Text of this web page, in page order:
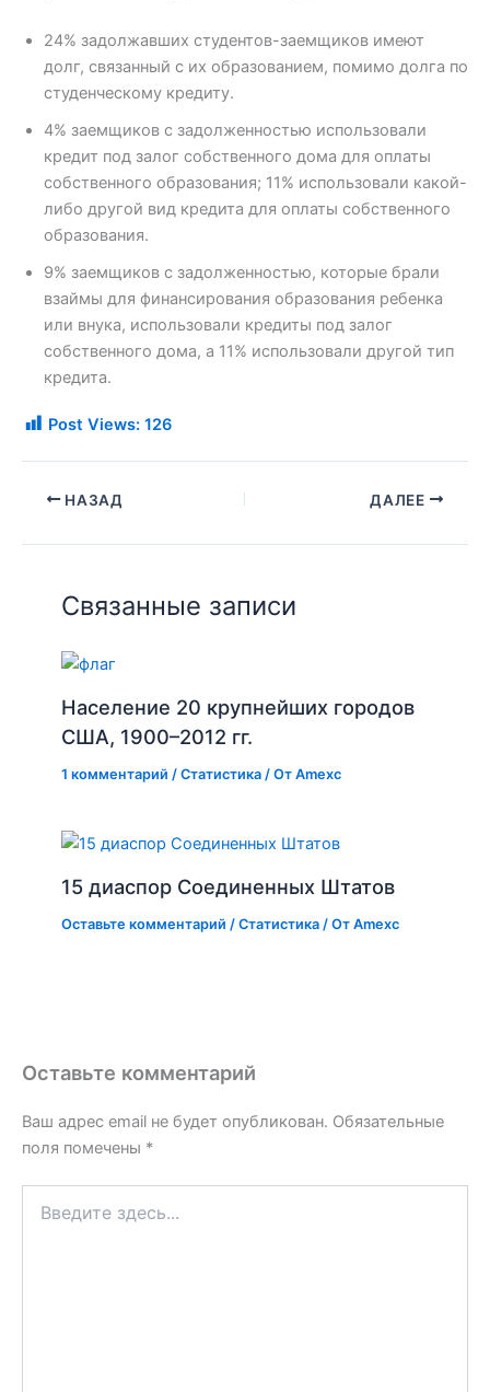
24% задолжавших студентов-заемщиков имеют
долг, связанный с их образованием, помимо долга по
студенческому кредиту.
4% заемщиков с задолженностью использовали
кредит под залог собственного дома для оплаты
собственного образования; 11% использовали какой-
либо другой вид кредита для оплаты собственного
образования.
9% заемщиков с задолженностью, которые брали
взаймы для финансирования образования ребенка
или внука, использовали кредиты под залог
собственного дома, а 11% использовали другой тип
кредита.
Post Views: 126
НАЗАД ДАЛЕЕ
Связанные записи
Население 20 крупнейших городов
США, 1900–2012 гг.
1 комментарий /Статистика / ОтAmexc
15 диаспор Соединенных Штатов
Оставьте комментарий /Статистика / ОтAmexc
Оставьте комментарий
Ваш адрес email не будет опубликован. Обязательные
поля помечены *
здесь...